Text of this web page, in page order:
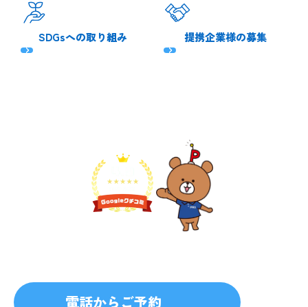
SDGsへの取り組み 提携企業様の募集
電話からご予約